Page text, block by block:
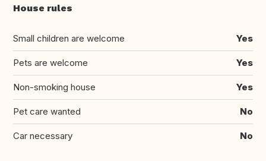
House rules
Small children are welcome Yes
Pets are welcome Yes
Non-smoking house Yes
Pet care wanted No
Car necessary No